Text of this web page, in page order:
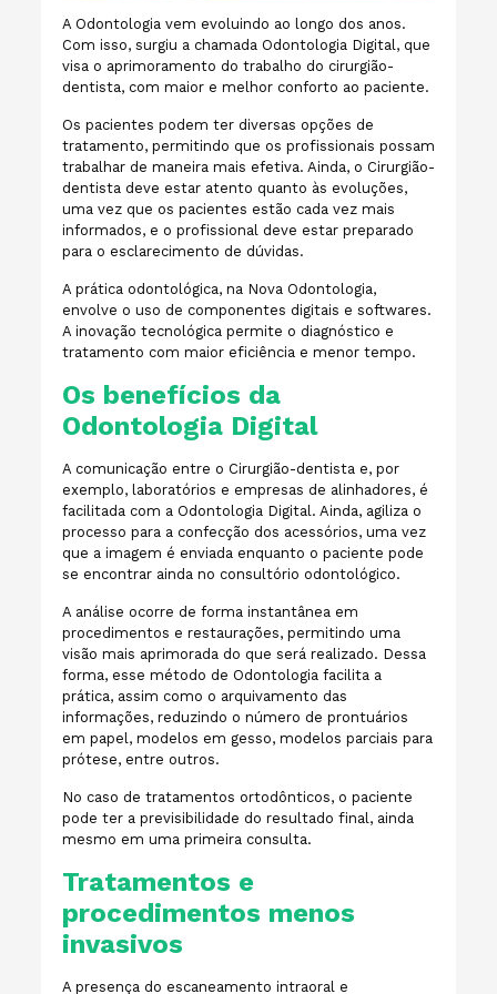
A Odontologia vem evoluindo ao longo dos anos.
Com isso, surgiu a chamada Odontologia Digital, que
visa o aprimoramento do trabalho do cirurgião-
dentista, com maior e melhor conforto ao paciente.
Os pacientes podem ter diversas opções de
tratamento, permitindo que os profissionais possam
trabalhar de maneira mais efetiva. Ainda, o Cirurgião-
dentista deve estar atento quanto às evoluções,
uma vez que os pacientes estão cada vez mais
informados, e o profissional deve estar preparado
para o esclarecimento de dúvidas.
A prática odontológica, na Nova Odontologia,
envolve o uso de componentes digitais e softwares.
A inovação tecnológica permite o diagnóstico e
tratamento com maior eficiência e menor tempo.
Os benefícios da
Odontologia Digital
A comunicação entre o Cirurgião-dentista e, por
exemplo, laboratórios e empresas de alinhadores, é
facilitada com a Odontologia Digital. Ainda, agiliza o
processo para a confecção dos acessórios, uma vez
que a imagem é enviada enquanto o paciente pode
se encontrar ainda no consultório odontológico.
A análise ocorre de forma instantânea em
procedimentos e restaurações, permitindo uma
visão mais aprimorada do que será realizado. Dessa
forma, esse método de Odontologia facilita a
prática, assim como o arquivamento das
informações, reduzindo o número de prontuários
em papel, modelos em gesso, modelos parciais para
prótese, entre outros.
No caso de tratamentos ortodônticos, o paciente
pode ter a previsibilidade do resultado final, ainda
mesmo em uma primeira consulta.
Tratamentos e
procedimentos menos
invasivos
A presença do escaneamento intraoral e